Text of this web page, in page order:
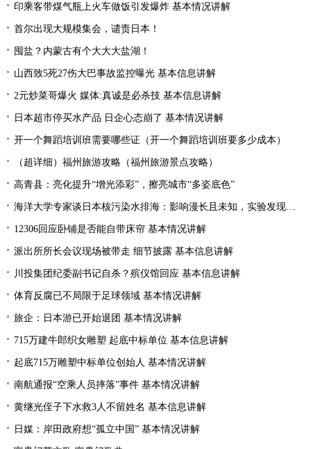
印乘客带煤气瓶上火车做饭引发爆炸 基本情况讲解
首尔出现大规模集会，谴责日本！
囤盐？内蒙古有个大大大盐湖！
山西致5死27伤大巴事故监控曝光 基本信息讲解
2元炒菜哥爆火 媒体:真诚是必杀技 基本信息讲解
日本超市停买水产品 日企心态崩了 基本情况讲解
开一个舞蹈培训班需要哪些证（开一个舞蹈培训班要多少成本）
（超详细）福州旅游攻略（福州旅游景点攻略）
高青县：亮化提升“增光添彩”，擦亮城市“多姿底色”
海洋大学专家谈日本核污染水排海：影响漫长且未知，实验发现会损害贝类摄食与免疫功能
12306回应卧铺是否能自带床帘 基本情况讲解
派出所所长会议现场被带走 细节披露 基本信息讲解
川投集团纪委副书记自杀？殡仪馆回应 基本信息讲解
体育反腐已不局限于足球领域 基本情况讲解
旅企：日本游已开始退团 基本情况讲解
715万建牛郎织女雕塑 起底中标单位 基本信息讲解
起底715万雕塑中标单位创始人 基本情况讲解
南航通报“空乘人员摔落”事件 基本情况讲解
黄继光侄子下水救3人不留姓名 基本信息讲解
日媒：岸田政府想“孤立中国” 基本情况讲解